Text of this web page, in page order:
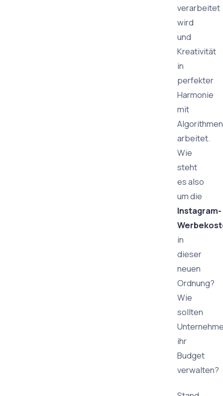
verarbeitet
wird
und
Kreativität
in
perfekter
Harmonie
mit
Algorithmen
arbeitet.
Wie
steht
es also
um die
Instagram-
in
dieser
neuen
Ordnung?
Wie
sollten
ihr
Budget
verwalten?